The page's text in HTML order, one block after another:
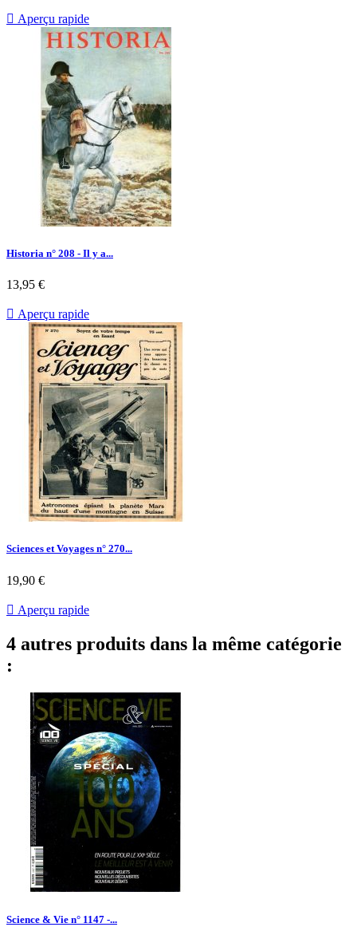
 Aperçu rapide
Historia n° 208 - Il y a...
Prix
13,95 €
 Aperçu rapide
Sciences et Voyages n° 270...
Prix
19,90 €
 Aperçu rapide
4 autres produits dans la même catégorie
:
Science & Vie n° 1147 -...